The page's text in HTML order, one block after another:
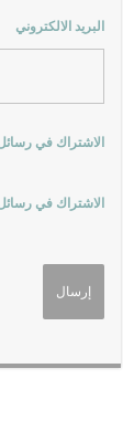
البريد الالكتروني
الاشتراك في
الاشتراك في رسائل